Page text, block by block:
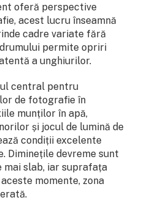
oferă perspective
acest lucru înseamnă
cadre variate fără
permite opriri
a unghiurilor.
central pentru
de fotografie în
munților în apă,
și jocul de lumină de
condiții excelente
Diminețile devreme sunt
mai slab, iar suprafața
momente, zona